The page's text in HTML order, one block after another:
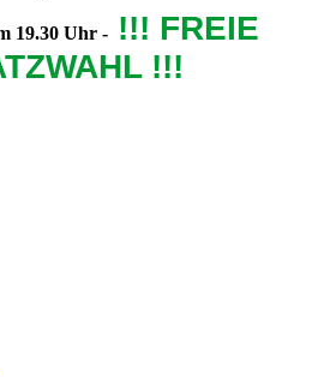
19.30 Uhr - !!! FREIE
!!!